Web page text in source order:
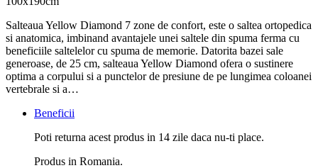
Salteaua Yellow Diamond 7 zone de confort, este o saltea ortopedica
si anatomica, imbinand avantajele unei saltele din spuma ferma cu
beneficiile saltelelor cu spuma de memorie. Datorita bazei sale
generoase, de 25 cm, salteaua Yellow Diamond ofera o sustinere
optima a corpului si a punctelor de presiune de pe lungimea coloanei
vertebrale si a…
Beneficii
Poti returna acest produs in 14 zile daca nu-ti place.
Produs in Romania.